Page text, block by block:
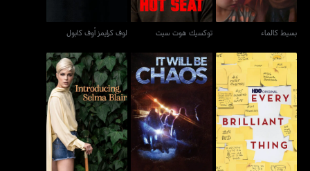
بسيط كالماء توكسيك هوت سيت لوف كرايمز أوف كابول
إيفري بريلينت ثينغ إت ويل بي كايوس إنتروديوسينغ، سلمى بلير